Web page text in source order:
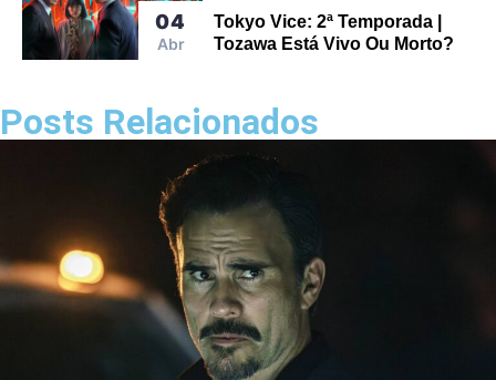
04
Abr
Tokyo Vice: 2ª Temporada |
Tozawa Está Vivo Ou Morto?
Posts Relacionados